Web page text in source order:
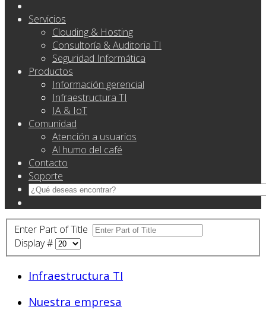
Servicios
Clouding & Hosting
Consultoría & Auditoria TI
Seguridad Informática
Productos
Información gerencial
Infraestructura TI
IA & IoT
Comunidad
Atención a usuarios
Al humo del café
Contacto
Soporte
Enter Part of Title
Display #
Infraestructura TI
Nuestra empresa